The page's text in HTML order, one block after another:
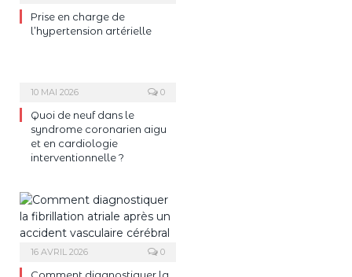
Prise en charge de
l’hypertension artérielle
10 MAI 2026 0
Quoi de neuf dans le
syndrome coronarien aigu
et en cardiologie
interventionnelle ?
16 AVRIL 2026 0
Comment diagnostiquer la